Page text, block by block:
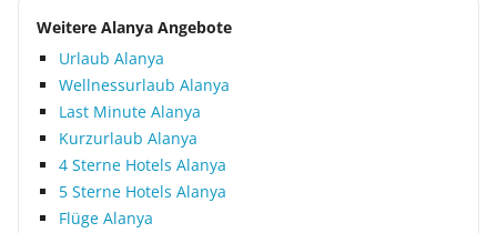
Weitere Alanya Angebote
Urlaub Alanya
Wellnessurlaub Alanya
Last Minute Alanya
Kurzurlaub Alanya
4 Sterne Hotels Alanya
5 Sterne Hotels Alanya
Flüge Alanya